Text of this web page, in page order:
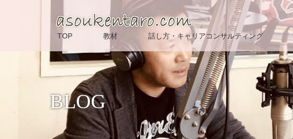
TOP 教材 話し方・キャリアコンサルティング
BLOG